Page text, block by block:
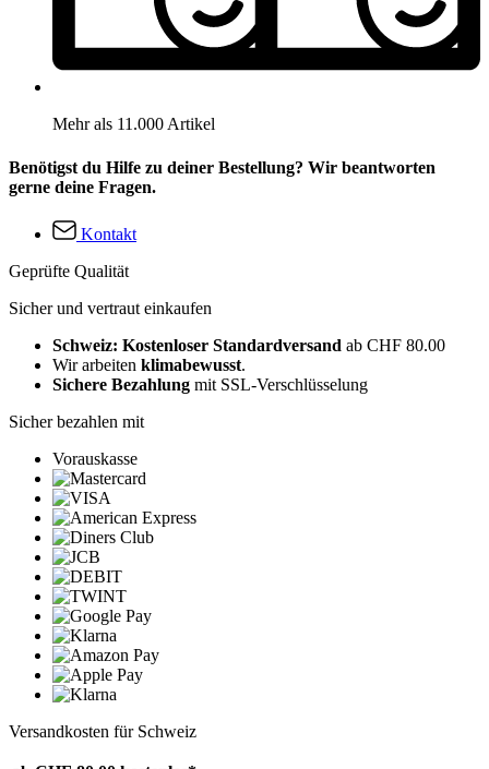
Mehr als 11.000 Artikel
Benötigst du Hilfe zu deiner Bestellung? Wir beantworten
gerne deine Fragen.
Kontakt
Geprüfte Qualität
Sicher und vertraut einkaufen
Schweiz: Kostenloser Standardversand ab CHF 80.00
Wir arbeiten klimabewusst.
Sichere Bezahlung mit SSL-Verschlüsselung
Sicher bezahlen mit
Vorauskasse
Versandkosten für Schweiz